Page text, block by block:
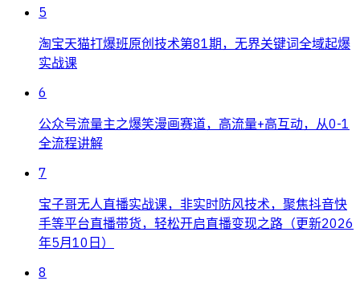
5
淘宝天猫打爆班原创技术第81期，无界关键词全域起爆
实战课
6
公众号流量主之爆笑漫画赛道，高流量+高互动，从0-1
全流程讲解
7
宝子哥无人直播实战课，非实时防风技术，聚焦抖音快
手等平台直播带货，轻松开启直播变现之路（更新2026
年5月10日）
8